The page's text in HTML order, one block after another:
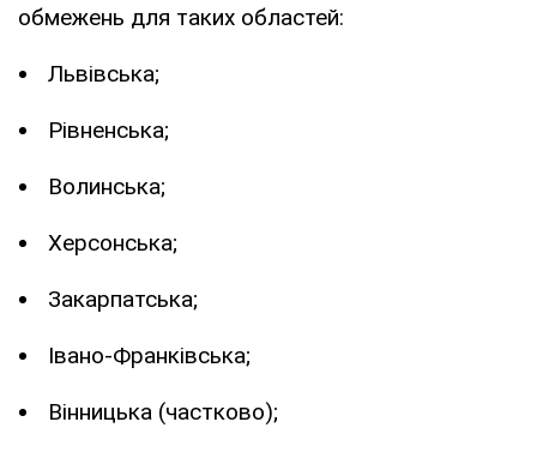
обмежень для таких областей:
Львівська;
Рівненська;
Волинська;
Херсонська;
Закарпатська;
Івано-Франківська;
Вінницька (частково);